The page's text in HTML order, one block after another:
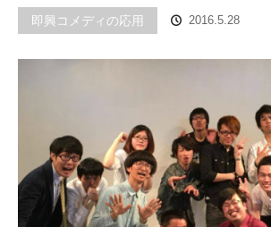
即興コメディの応用 2016.5.28